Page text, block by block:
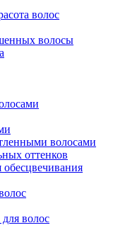
волос
волосы
волосами
оттенков
обесцвечивания
волос